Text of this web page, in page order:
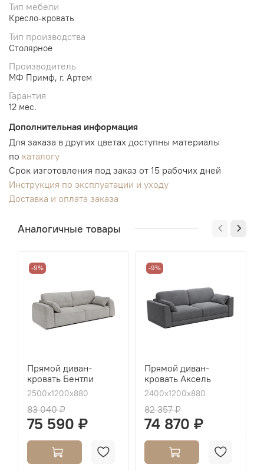
Тип мебели
Кресло-кровать
Тип производства
Столярное
Производитель
МФ Примф, г. Артем
Гарантия
12 мес.
Дополнительная информация
Для заказа в других цветах доступны материалы
по каталогу
Срок изготовления под заказ от 15 рабочих дней
Инструкция по эксплуатации и уходу
Доставка и оплата заказа
Аналогичные товары
-9%
Прямой диван-
кровать Бентли
2500х1200х880
83 040 ₽
75 590 ₽
-9%
Прямой диван-
кровать Аксель
2400х1200х880
82 357 ₽
74 870 ₽